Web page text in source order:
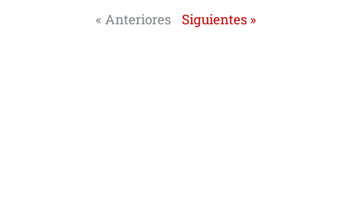
« Anteriores Siguientes »